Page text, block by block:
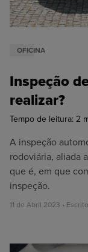
OFICINA
Inspeção
realizar?
Tempo de leitura: 2
A inspeção
rodoviária, aliada
que é, em que
inspeção.
11 de Abril 2023 •